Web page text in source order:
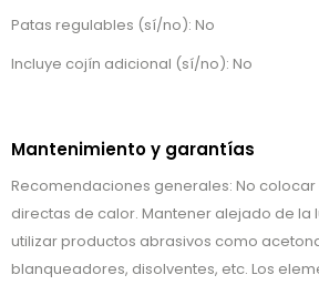
Patas regulables (sí/no): No
Incluye cojín adicional (sí/no): No
Mantenimiento y garantías
Recomendaciones generales: No
directas de calor. Mantener alejado de la
utilizar productos abrasivos como
blanqueadores, disolventes, etc. Los